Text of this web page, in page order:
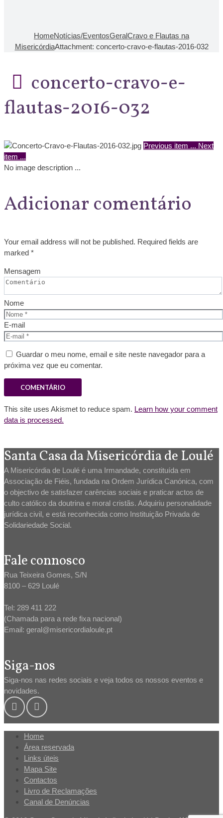
HomeNotícias/EventosGeralCravo e Flautas na
MisericórdiaAttachment: concerto-cravo-e-flautas-2016-032
concerto-cravo-e-
flautas-2016-032
Previous item ... Next
item ...
No image description ...
Adicionar comentário
Your email address will not be published. Required fields are
marked *
Mensagem
Nome
E-mail
Guardar o meu nome, email e site neste navegador para a
próxima vez que eu comentar.
This site uses Akismet to reduce spam. Learn how your comment
data is processed.
Santa Casa da Misericórdia de Loulé
A Misericórdia de Loulé é uma Irmandade, constituída em
Associação de Fiéis, fundada na Ordem Jurídica Canónica, com
o objectivo de satisfazer carências sociais e praticar actos de
culto católico da doutrina e moral cristãs. Adquiriu personalidade
jurídica civil, e está reconhecida como Instituição Privada de
Solidariedade Social.
Fale connosco
Rua Teixeira Gomes, S/N
8100 – 629 Loulé
Tel: 289 411 222
(Chamada para a rede fixa nacional)
Email: geral@misericordialoule.pt
Siga-nos
Siga-nos nas redes sociais e veja todos os nossos eventos e
novidades.
Home
Área reservada
Links úteis
Mapa Site
Contactos
Livro de Reclamações
Canal de Denúncias